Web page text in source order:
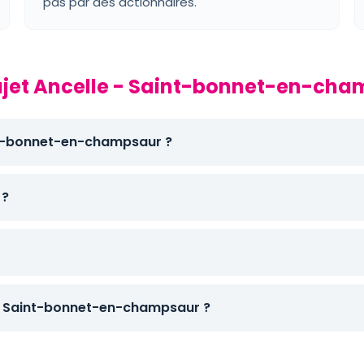
Ancelle - Saint-bonnet-en-
bonnet-en-champsaur ?
bonnet-en-champsaur ?